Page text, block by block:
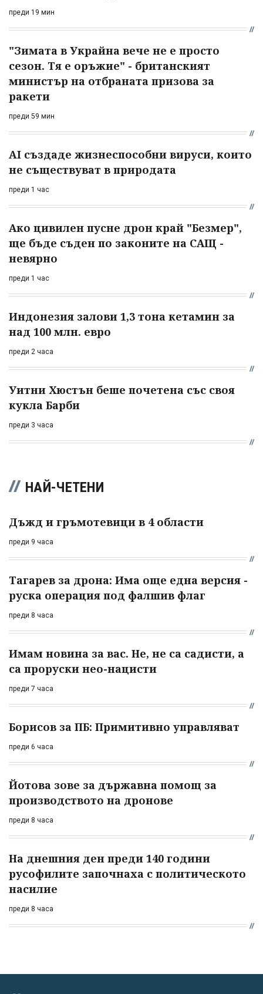
преди 19 мин
"Зимата в Украйна вече не е просто
сезон. Тя е оръжие" - британският
министър на отбраната призова за
ракети
преди 59 мин
AI създаде жизнеспособни вируси, които
не съществуват в природата
преди 1 час
Ако цивилен пусне дрон край "Безмер",
ще бъде съден по законите на САЩ -
невярно
преди 1 час
Индонезия залови 1,3 тона кетамин за
над 100 млн. евро
преди 2 часа
Уитни Хюстън беше почетена със своя
кукла Барби
преди 3 часа
НАЙ-ЧЕТЕНИ
Дъжд и гръмотевици в 4 области
преди 9 часа
Тагарев за дрона: Има още една версия -
руска операция под фалшив флаг
преди 8 часа
Имам новина за вас. Не, не са садисти, а
са проруски нео-нацисти
преди 7 часа
Борисов за ПБ: Примитивно управляват
преди 6 часа
Йотова зове за държавна помощ за
производството на дронове
преди 8 часа
На днешния ден преди 140 години
русофилите започнаха с политическото
насилие
преди 8 часа